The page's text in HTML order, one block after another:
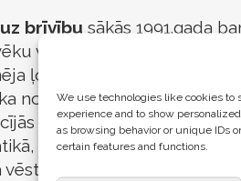
We use technologies like cookies to
experience and to show
as browsing behavior or unique IDs
certain features and functions.
brīvību sākās 1991.gada
vienotību, pārliecību un
ļoti daudzās mācību
notikumus zīmējumos,
latviešu tautas
pētīja spēku un pretspēku
barikāžu dalībniekam.